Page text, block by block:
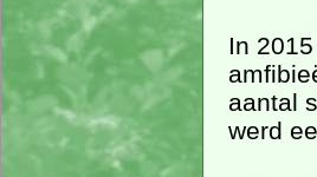
In
aantal
werd